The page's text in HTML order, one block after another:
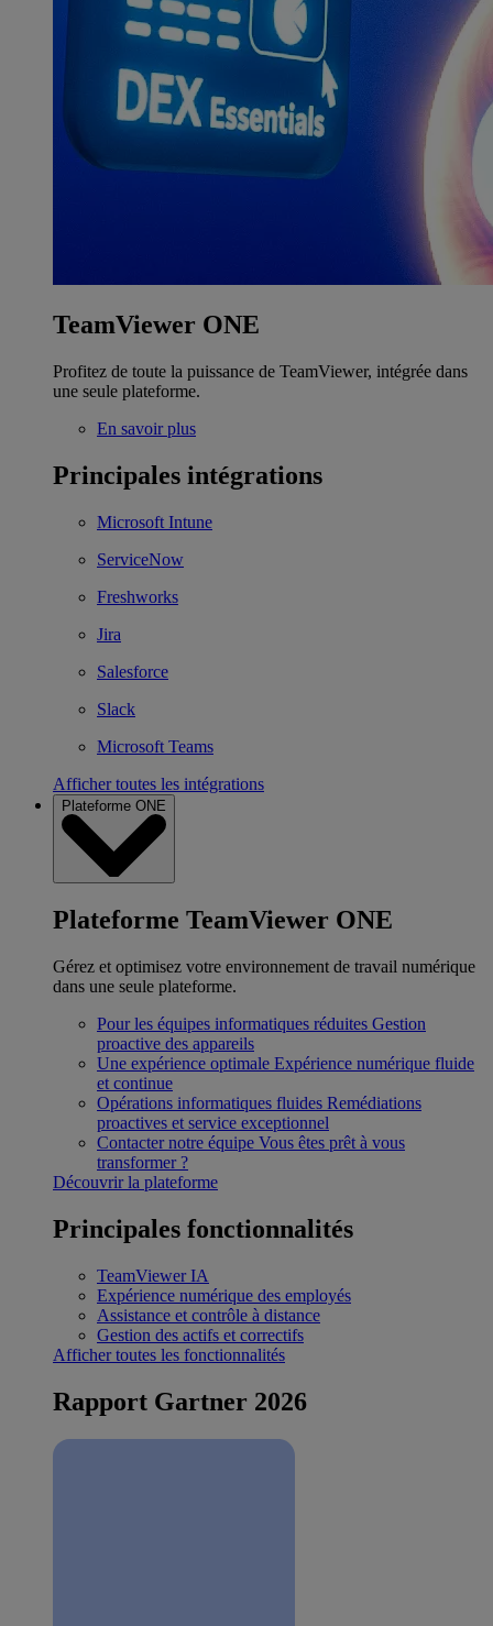
TeamViewer ONE
Profitez de toute la puissance de TeamViewer, intégrée dans
une seule plateforme.
En savoir plus
Principales intégrations
Microsoft Intune
ServiceNow
Freshworks
Jira
Salesforce
Slack
Microsoft Teams
Afficher toutes les intégrations
Plateforme ONE
Plateforme TeamViewer ONE
Gérez et optimisez votre environnement de travail numérique
dans une seule plateforme.
Pour les équipes informatiques réduites Gestion
proactive des appareils
Une expérience optimale Expérience numérique fluide
et continue
Opérations informatiques fluides Remédiations
proactives et service exceptionnel
Contacter notre équipe Vous êtes prêt à vous
transformer ?
Découvrir la plateforme
Principales fonctionnalités
TeamViewer IA
Expérience numérique des employés
Assistance et contrôle à distance
Gestion des actifs et correctifs
Afficher toutes les fonctionnalités
Rapport Gartner 2026